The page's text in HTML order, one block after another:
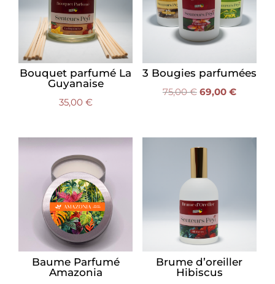
Bouquet parfumé La
Guyanaise
35,00 €
3 Bougies parfumées
75,00€ Le
était :
75,00 €.
69,00 €Le
est :
Baume Parfumé
Amazonia
Brume d’oreiller
Hibiscus